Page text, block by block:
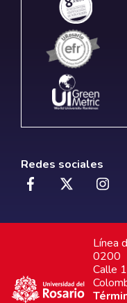
Redes sociales
Línea
0200
Calle